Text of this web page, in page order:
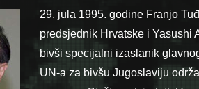
29. jula 1995. godine Franjo
predsjednik Hrvatske i Yasushi
bivši specijalni izaslanik
UN-a za bivšu Jugoslaviju